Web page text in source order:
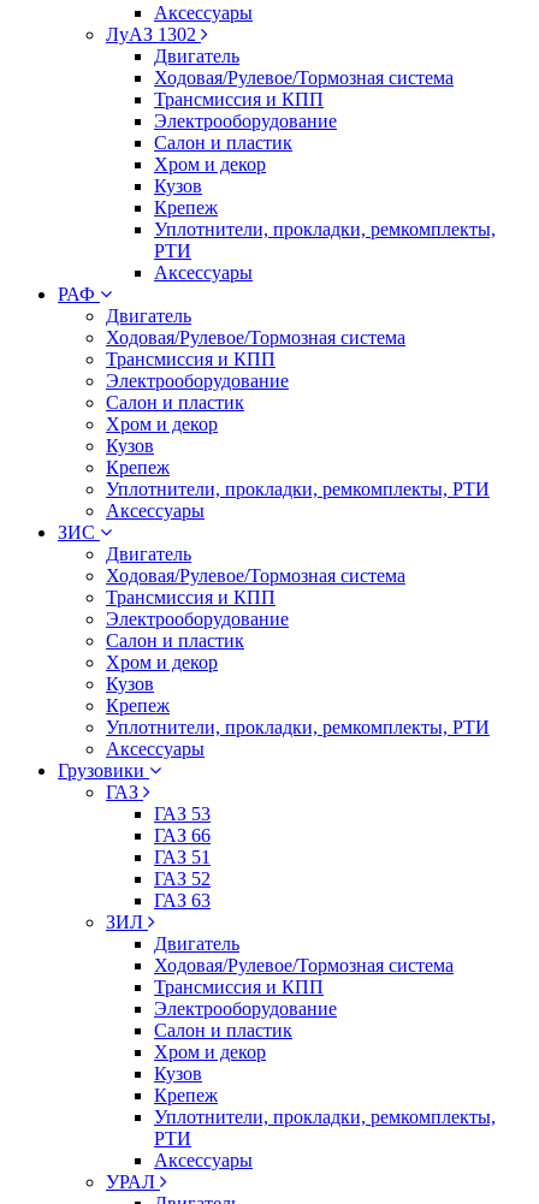
Аксессуары
ЛуАЗ 1302
Двигатель
Ходовая/Рулевое/Тормозная система
Трансмиссия и КПП
Электрооборудование
Салон и пластик
Хром и декор
Кузов
Крепеж
Уплотнители, прокладки, ремкомплекты,
РТИ
Аксессуары
РАФ
Двигатель
Ходовая/Рулевое/Тормозная система
Трансмиссия и КПП
Электрооборудование
Салон и пластик
Хром и декор
Кузов
Крепеж
Уплотнители, прокладки, ремкомплекты, РТИ
Аксессуары
ЗИС
Двигатель
Ходовая/Рулевое/Тормозная система
Трансмиссия и КПП
Электрооборудование
Салон и пластик
Хром и декор
Кузов
Крепеж
Уплотнители, прокладки, ремкомплекты, РТИ
Аксессуары
Грузовики
ГАЗ
ГАЗ 53
ГАЗ 66
ГАЗ 51
ГАЗ 52
ГАЗ 63
ЗИЛ
Двигатель
Ходовая/Рулевое/Тормозная система
Трансмиссия и КПП
Электрооборудование
Салон и пластик
Хром и декор
Кузов
Крепеж
Уплотнители, прокладки, ремкомплекты,
РТИ
Аксессуары
УРАЛ